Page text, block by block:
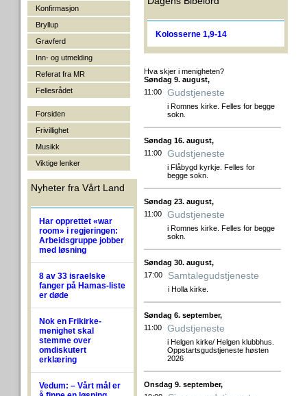
Konfirmasjon
Bryllup
Gravferd
Inn- og utmelding
Referat fra MR
Fellesrådet
Forsiden
Frivillighet
Musikk
Viktige lenker
Nyheter fra Vårt Land
Har opprettet «war
room» i regjeringen:
Arbeidsgruppe jobber
med løsning
8 av 33 israelske
fanger på Hamas-liste
er døde
Nok en Frikirke-
menighet skal
stemme over
omdiskutert
erklæring
Vedum: – Vårt mål er
Kolosserne 1,9-14
Hva skjer i menigheten?
Søndag 9. august,
11:00
Gudstjeneste
i Romnes kirke. Felles for begge
sokn.
Søndag 16. august,
11:00
Gudstjeneste
i Flåbygd kyrkje. Felles for
begge sokn.
Søndag 23. august,
11:00
Gudstjeneste
i Romnes kirke. Felles for begge
sokn.
Søndag 30. august,
17:00
Samtalegudstjeneste
i Holla kirke.
Søndag 6. september,
11:00
Gudstjeneste
i Helgen kirke/ Helgen klubbhus.
Oppstartsgudstjeneste høsten
2026
Onsdag 9. september,